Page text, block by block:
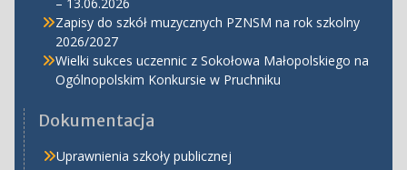
Zapisy do szkół muzycznych PZNSM na rok szkolny
2026/2027
Wielki sukces uczennic z Sokołowa Małopolskiego na
Ogólnopolskim Konkursie w Pruchniku
Dokumentacja
Uprawnienia szkoły publicznej